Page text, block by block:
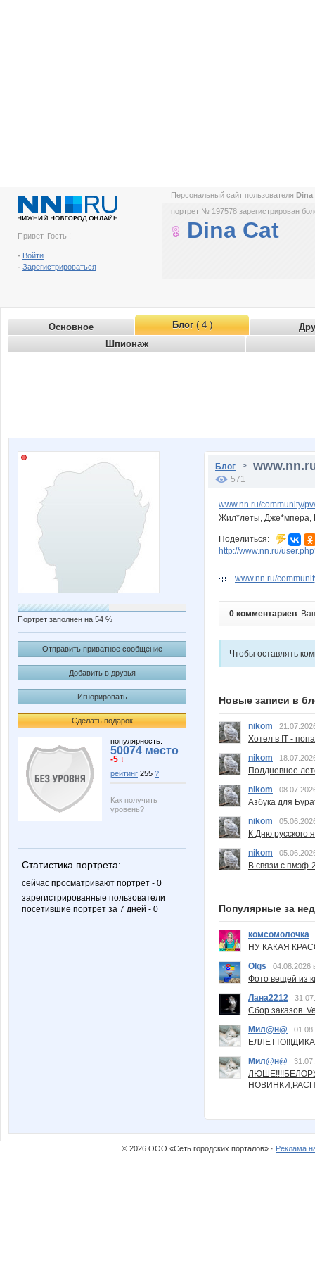
Привет, Гость !
- Войти
- Зарегистрироваться
Персональный сайт пользователя
портрет № 197578 зарегистрирован
Dina Cat
Основное Блог( 4 )
Шпионаж
Портрет заполнен на 54 %
Отправить приватное сообщение
Добавить в друзья
Игнорировать
Сделать подарок
популярность:
50074 место
-5 ↓
рейтинг 255 ?
Как получить
уровень?
Статистика портрета:
сейчас просматривают портрет - 0
зарегистрированные пользователи
посетившие портрет за 7 дней - 0
Блог >
571
www.nn.ru/community/
Жил*леты, Дже*мпера,
Поделиться:
http://www.nn.ru/
www.nn.ru/
0 комментариев.
Чтобы оставлять
Новые записи в
nikom
Хотел в IT -
nikom
Полдневное
nikom
Азбука для
nikom
К Дню русского
nikom
В связи с пмэф-
Популярные за
комсомолочка
НУ КАКАЯ
Olgs
04.08.2026
Фото вещей из
Лана2212
Сбор заказов.
Мил@н@
Мил@н@
© 2026 ООО «Сеть городских порталов» · Реклама